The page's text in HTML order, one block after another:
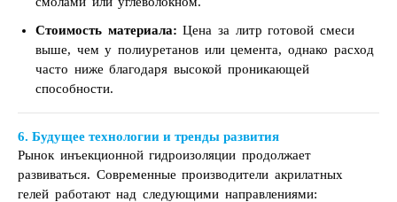
Стоимость материала: Цена за литр готовой смеси
выше, чем у полиуретанов или цемента, однако расход
часто ниже благодаря высокой проникающей
способности.
6. Будущее технологии и тренды развития
Рынок инъекционной гидроизоляции продолжает
развиваться. Современные производители акрилатных
гелей работают над следующими направлениями: